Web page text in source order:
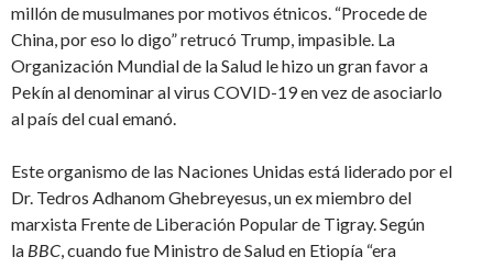
millón de musulmanes por motivos étnicos. “Procede de
China, por eso lo digo” retrucó Trump, impasible. La
Organización Mundial de la Salud le hizo un gran favor a
Pekín al denominar al virus COVID-19 en vez de asociarlo
al país del cual emanó.
Este organismo de las Naciones Unidas está liderado por el
Dr. Tedros Adhanom Ghebreyesus, un ex miembro del
marxista Frente de Liberación Popular de Tigray. Según
la BBC , cuando fue Ministro de Salud en Etiopía “era